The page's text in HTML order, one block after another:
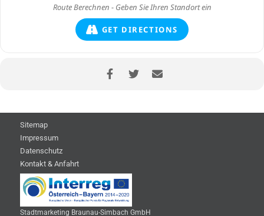
GET DIRECTIONS
Sitemap
Impressum
Datenschutz
Kontakt & Anfahrt
Stadtmarketing Braunau-Simbach GmbH